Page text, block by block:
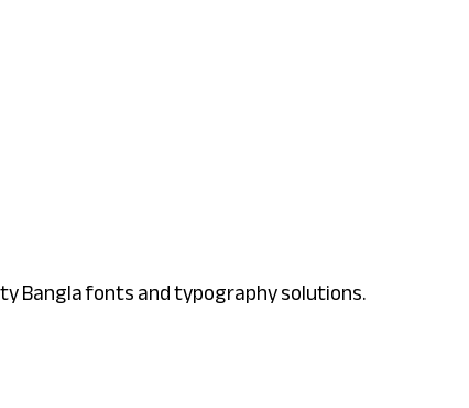
Bangla fonts and typography solutions.